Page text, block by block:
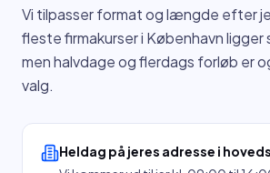
Vi tilpasser format og længde efter
fleste firmakurser i Københavnligger
men halvdage og flerdags forløb er
valg.
Heldag på jeres adresse i